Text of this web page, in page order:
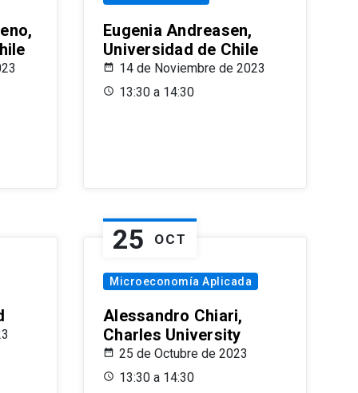
Eugenia Andreasen,
Universidad de Chile
14 de Noviembre de 2023
13:30 a 14:30
25 OCT
Microeconomía Aplicada
Alessandro Chiari,
Charles University
25 de Octubre de 2023
13:30 a 14:30